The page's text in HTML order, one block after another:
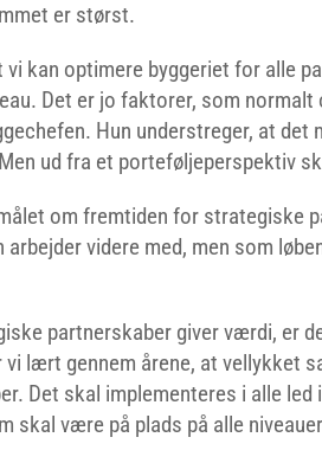
er størst.
vi kan optimere byggeriet for alle
Det er jo faktorer, som normalt
Hun understreger, at
ud fra et porteføljeperspektiv
om fremtiden for strategiske
arbejder videre med, men som
partnerskaber giver værdi, er
lært gennem årene, at vellykket
Det skal implementeres i alle
skal være på plads på alle